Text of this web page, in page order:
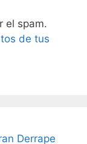
el spam.
de tus
Derrape